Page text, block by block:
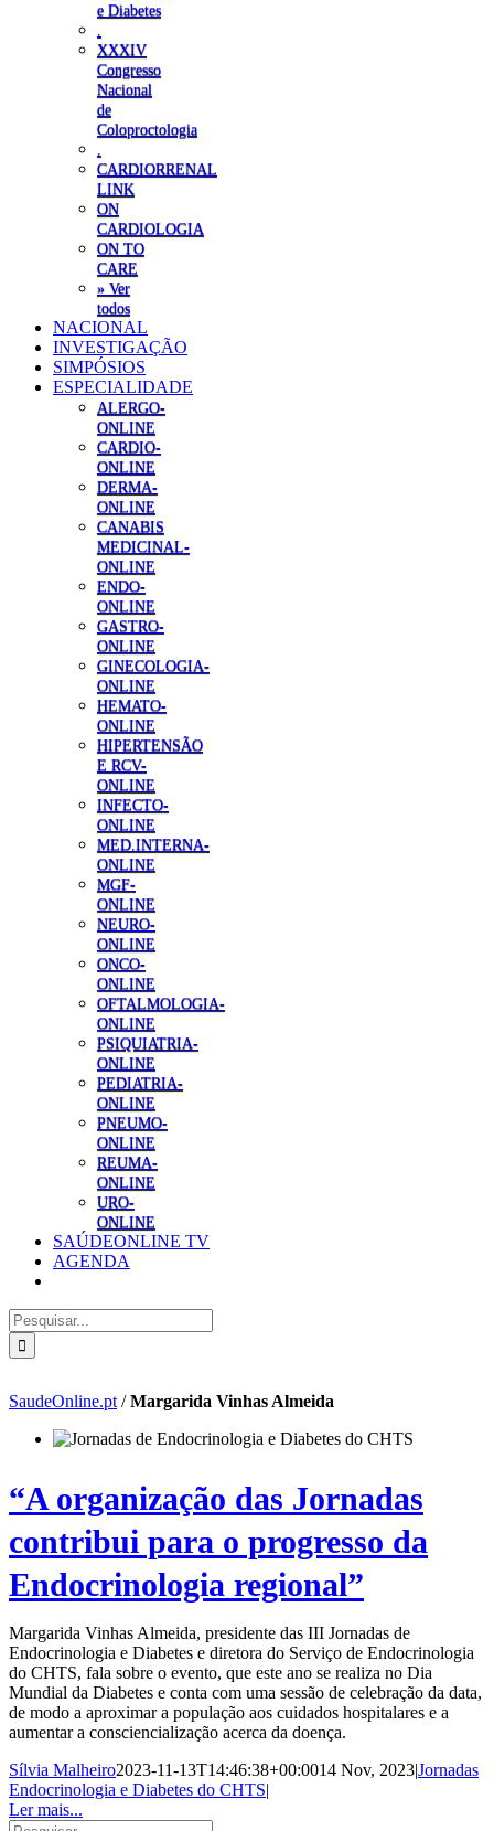
e Diabetes
XXXIV
Congresso
Nacional
de
Coloproctologia
CARDIORRENAL
LINK
ON
CARDIOLOGIA
ON TO
CARE
» Ver
todos
NACIONAL
INVESTIGAÇÃO
SIMPÓSIOS
ESPECIALIDADE
ALERGO-
ONLINE
CARDIO-
ONLINE
DERMA-
ONLINE
CANABIS
MEDICINAL-
ONLINE
ENDO-
ONLINE
GASTRO-
ONLINE
GINECOLOGIA-
ONLINE
HEMATO-
ONLINE
HIPERTENSÃO
E RCV-
ONLINE
INFECTO-
ONLINE
MED.INTERNA-
ONLINE
MGF-
ONLINE
NEURO-
ONLINE
ONCO-
ONLINE
OFTALMOLOGIA-
ONLINE
PSIQUIATRIA-
ONLINE
PEDIATRIA-
ONLINE
PNEUMO-
ONLINE
REUMA-
ONLINE
URO-
ONLINE
SAÚDEONLINE TV
AGENDA
Pesquisar
SaudeOnline.pt /Margarida Vinhas Almeida
“A organização das Jornadas
contribui para o progresso da
Endocrinologia regional”
Margarida Vinhas Almeida, presidente das III Jornadas de
Endocrinologia e Diabetes e diretora do Serviço de Endocrinologia
do CHTS, fala sobre o evento, que este ano se realiza no Dia
Mundial da Diabetes e conta com uma sessão de celebração da data,
de modo a aproximar a população aos cuidados hospitalares e a
aumentar a consciencialização acerca da doença.
Sílvia Malheiro2023-11-13T14:46:38+00:0014 Nov, 2023|Jornadas
Endocrinologia e Diabetes do CHTS|
Ler mais...